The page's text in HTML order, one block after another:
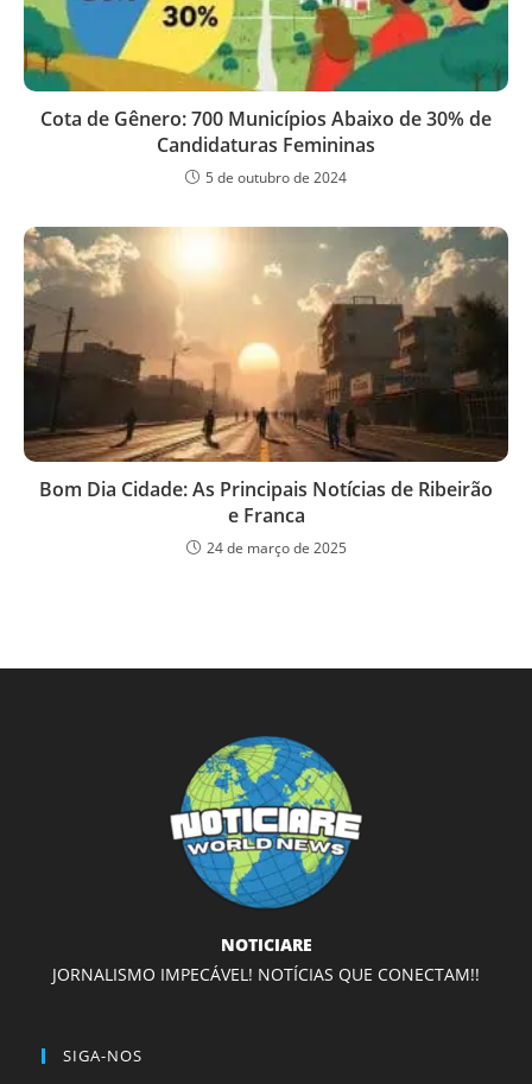
Cota de Gênero: 700 Municípios Abaixo de 30% de
Candidaturas Femininas
5 de outubro de 2024
Bom Dia Cidade: As Principais Notícias de Ribeirão
e Franca
24 de março de 2025
NOTICIARE
JORNALISMO IMPECÁVEL! NOTÍCIAS QUE CONECTAM!!
SIGA-NOS